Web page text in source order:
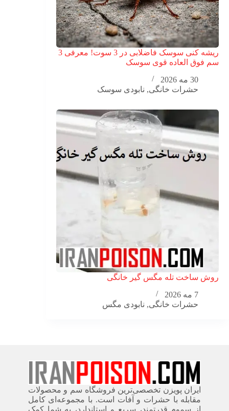
ریشه کنی سوسک فاضلابی در 3 سوت! معرفی 3
سم فوق العاده قوی سوسک
30 مه 2026
حشرات خانگی, نابودی سوسک
روش ساخت تله مگس گیر خانگی
7 مه 2026
حشرات خانگی, نابودی مگس
ایران پویزن تخصصی‌ترین فروشگاه سم و محصولات
مقابله با حشرات و آفات است. با مجموعه‌ای کامل
از سموم قدرتمند، سریع‌ و استاندارد، به شما کمک